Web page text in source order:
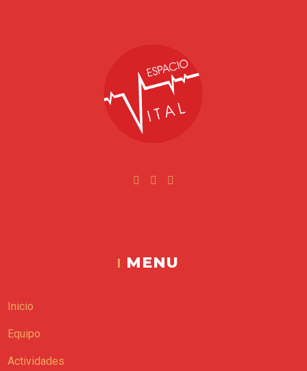
FacebookInstagram
MENU
Inicio
Equipo
Actividades